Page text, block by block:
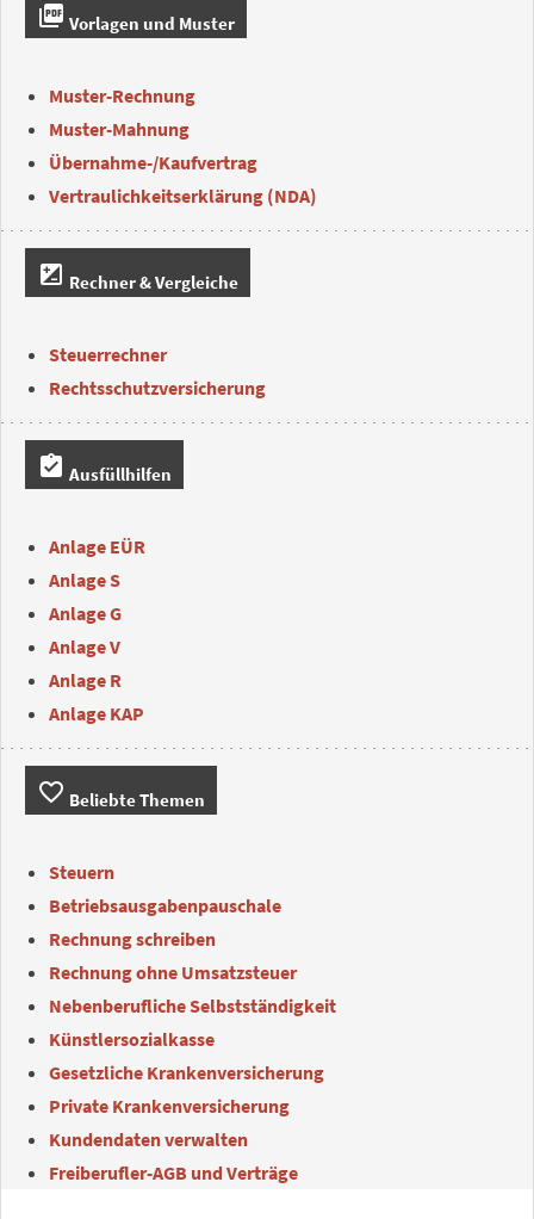
picture_as_pdf Vorlagen und Muster
Muster-Rechnung
Muster-Mahnung
Übernahme-/Kaufvertrag
Vertraulichkeitserklärung (NDA)
iso Rechner & Vergleiche
Steuerrechner
Rechtsschutzversicherung
assignment_turned_in Ausfüllhilfen
Anlage EÜR
Anlage S
Anlage G
Anlage V
Anlage R
Anlage KAP
favorite_border Beliebte Themen
Steuern
Betriebsausgabenpauschale
Rechnung schreiben
Rechnung ohne Umsatzsteuer
Nebenberufliche Selbstständigkeit
Künstlersozialkasse
Gesetzliche Krankenversicherung
Private Krankenversicherung
Kundendaten verwalten
Freiberufler-AGB und Verträge